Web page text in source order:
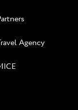
Agency